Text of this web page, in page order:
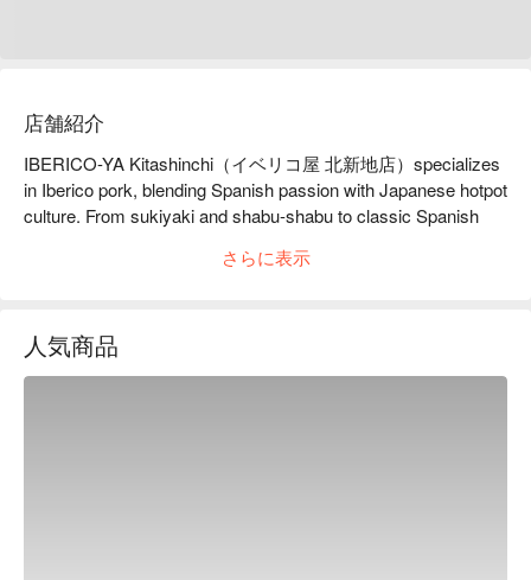
店舗紹介
IBERICO-YA Kitashinchi（イベリコ屋 北新地店）specializes
in Iberico pork, blending Spanish passion with Japanese hotpot
culture. From sukiyaki and shabu-shabu to classic Spanish
of premium Iberico pork. The dining experience emphasizes
Guests may enhance their meal with curated alcoholic pairings
including premium beers and carefully selected wines that
さらに表示
人気商品